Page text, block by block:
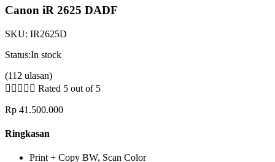
Canon iR 2625 DADF
SKU: IR2625D
Status:In stock
(112 ulasan)
     Rated 5 out of 5
Rp 41.500.000
Ringkasan
Print + Copy BW, Scan Color